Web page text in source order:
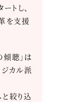
トし、
を支援
傾聴」は
カル派
絞り込